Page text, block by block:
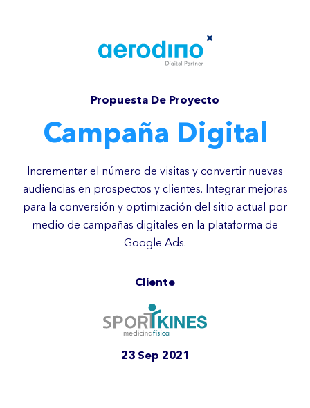
Propuesta De Proyecto
Campaña Digital
Incrementar el número de visitas y convertir nuevas
audiencias en prospectos y clientes. Integrar mejoras
para la conversión y optimización del sitio actual por
medio de campañas digitales en la plataforma de
Google Ads.
Cliente
23 Sep 2021